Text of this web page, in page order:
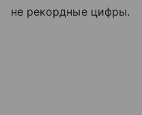
не рекордные цифры.